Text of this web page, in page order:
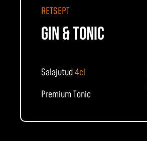
RETSEPT
GIN & TONIC
Salajutud4cl
Premium Tonic